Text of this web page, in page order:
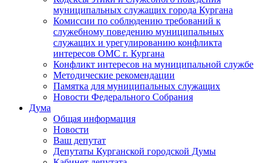
муниципальных служащих города Кургана
Комиссии по соблюдению требований к
служебному поведению муниципальных
служащих и урегулированию конфликта
интересов ОМС г. Кургана
Конфликт интересов на муниципальной службе
Методические рекомендации
Памятка для муниципальных служащих
Новости Федерального Cобрания
Дума
Общая информация
Новости
Ваш депутат
Депутаты Курганской городской Думы